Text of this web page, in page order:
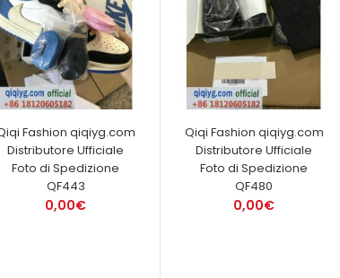
Fashion qiqiyg.com
Distributore Ufficiale
Foto di Spedizione
QF443
0,00€
Qiqi Fashion qiqiyg.com
Distributore Ufficiale
Foto di Spedizione
QF480
0,00€